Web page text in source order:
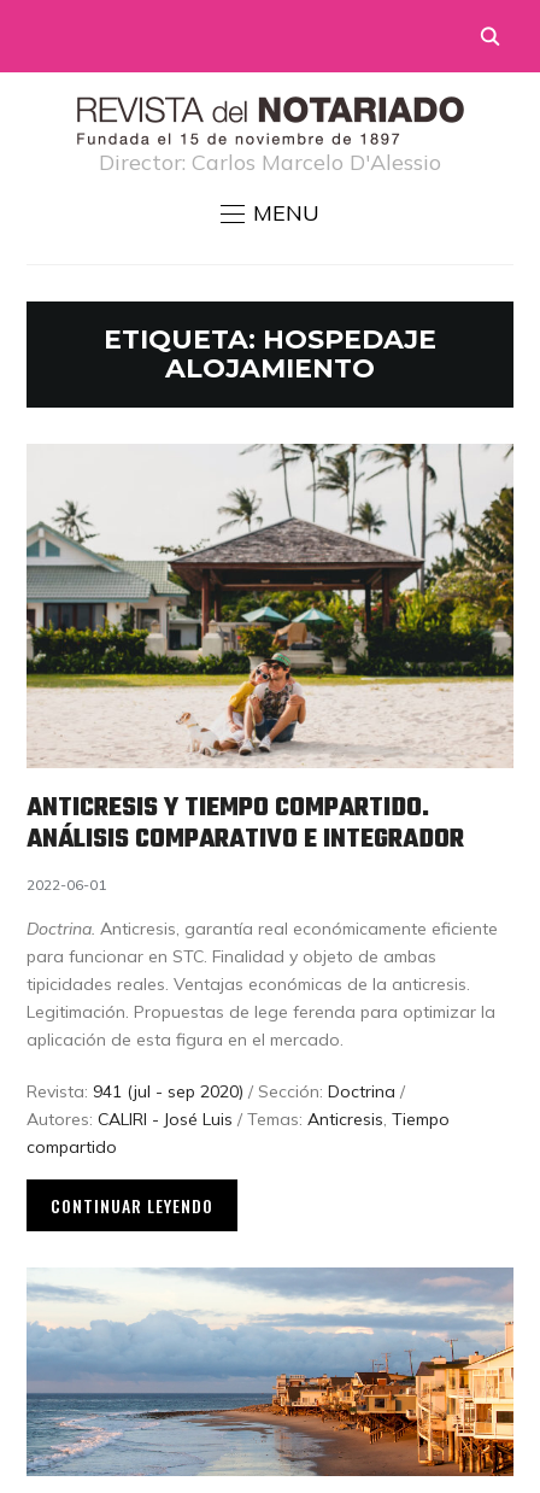
Director: Carlos Marcelo D'Alessio
MENU
ETIQUETA: HOSPEDAJE
ALOJAMIENTO
ANTICRESIS Y TIEMPO COMPARTIDO.
ANÁLISIS COMPARATIVO E INTEGRADOR
2022-06-01
Doctrina. Anticresis, garantía real económicamente eficiente
para funcionar en STC. Finalidad y objeto de ambas
tipicidades reales. Ventajas económicas de la anticresis.
Legitimación. Propuestas de lege ferenda para optimizar la
aplicación de esta figura en el mercado.
Revista: 941 (jul - sep 2020) / Sección:Doctrina /
Autores:CALIRI - José Luis / Temas:Anticresis,Tiempo
compartido
CONTINUAR LEYENDO